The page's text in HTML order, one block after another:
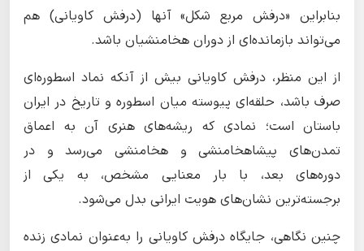
بنابراین «درفش مربع شکل» آنها (درفش کاویانی) هم
می‌تواند بازمانده‌ای از دوران هخامنشیان باشد.
از این منظر، درفش کاویانی بیش از آنکه نماد اسطوره‌ای
صرف باشد، حلقه‌ای پیوسته میان اسطوره و تاریخ در ایران
باستان است؛ نمادی که ریشه‌های هنری آن به اعماق
تمدن‌های پیشاهخامنشی و هخامنشی می‌رسد و در
دوره‌های بعد، با بار معنایی مشخص، به یکی از
برجسته‌ترین نشان‌های هویت ایرانی بدل می‌شود.
چنین نگاهی، جایگاه درفش کاویانی را به‌عنوان نمادی زنده